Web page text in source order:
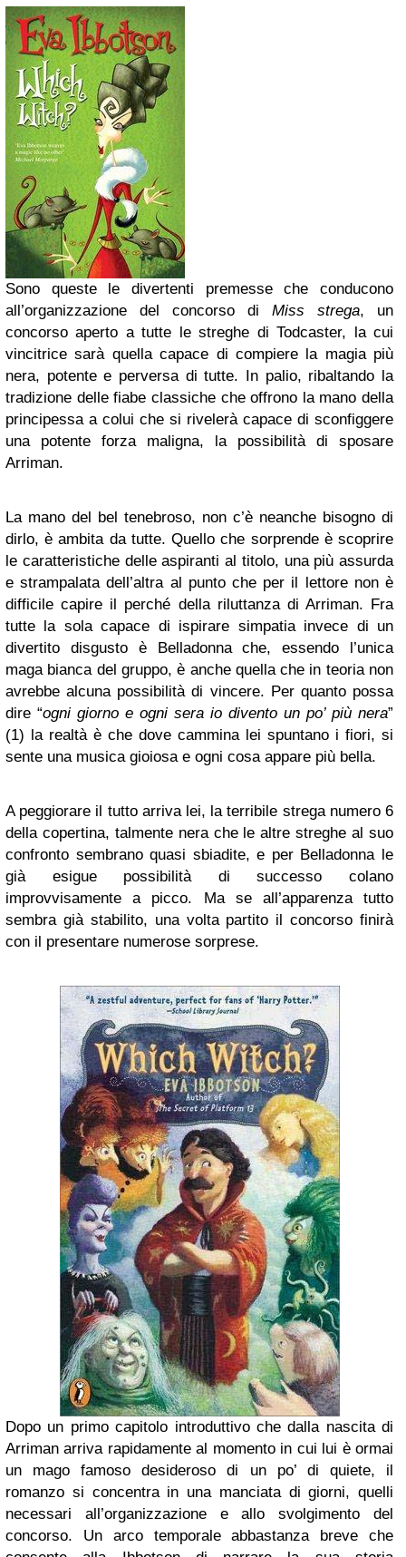
Sono queste le divertenti premesse che conducono
all’organizzazione del concorso di Miss strega, un
concorso aperto a tutte le streghe di Todcaster, la cui
vincitrice sarà quella capace di compiere la magia più
nera, potente e perversa di tutte. In palio, ribaltando la
tradizione delle fiabe classiche che offrono la mano della
principessa a colui che si rivelerà capace di sconfiggere
una potente forza maligna, la possibilità di sposare
Arriman.
La mano del bel tenebroso, non c’è neanche bisogno di
dirlo, è ambita da tutte. Quello che sorprende è scoprire
le caratteristiche delle aspiranti al titolo, una più assurda
e strampalata dell’altra al punto che per il lettore non è
difficile capire il perché della riluttanza di Arriman. Fra
tutte la sola capace di ispirare simpatia invece di un
divertito disgusto è Belladonna che, essendo l’unica
maga bianca del gruppo, è anche quella che in teoria non
avrebbe alcuna possibilità di vincere. Per quanto possa
dire “ogni giorno e ogni sera io divento un po’ più nera”
(1) la realtà è che dove cammina lei spuntano i fiori, si
sente una musica gioiosa e ogni cosa appare più bella.
A peggiorare il tutto arriva lei, la terribile strega numero 6
della copertina, talmente nera che le altre streghe al suo
confronto sembrano quasi sbiadite, e per Belladonna le
già esigue possibilità di successo colano
improvvisamente a picco. Ma se all’apparenza tutto
sembra già stabilito, una volta partito il concorso finirà
con il presentare numerose sorprese.
Dopo un primo capitolo introduttivo che dalla nascita di
Arriman arriva rapidamente al momento in cui lui è ormai
un mago famoso desideroso di un po’ di quiete, il
romanzo si concentra in una manciata di giorni, quelli
necessari all’organizzazione e allo svolgimento del
concorso. Un arco temporale abbastanza breve che